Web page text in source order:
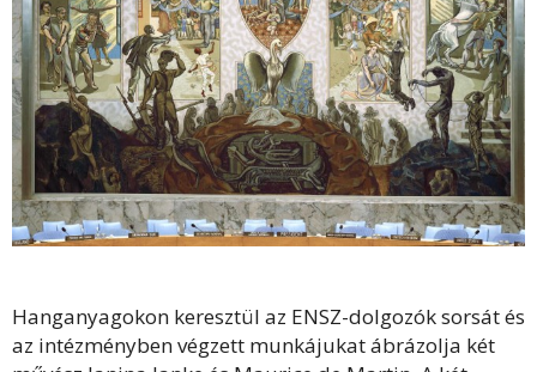
Hanganyagokon keresztül az ENSZ-dolgozók sorsát és
az intézményben végzett munkájukat ábrázolja két